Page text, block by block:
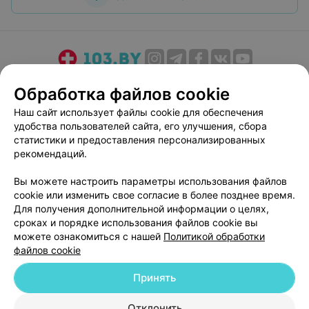
Медицинский маркетинг
Публичный договор
Пользовательское соглашение
Способы оплаты
Вакансии
Партнеры
Написать руководителю 103.by
Персональные настройки cookie
Обработка персональных данных
Обработка файлов cookie
Наш сайт использует файлы cookie для обеспечения
удобства пользователей сайта, его улучшения, сбора
статистики и предоставления персонализированных
рекомендаций.
Вы можете настроить параметры использования файлов
cookie или изменить свое согласие в более позднее время.
Для получения дополнительной информации о целях,
сроках и порядке использования файлов cookie вы
можете ознакомиться с нашей Политикой обработки
файлов cookie
Принять